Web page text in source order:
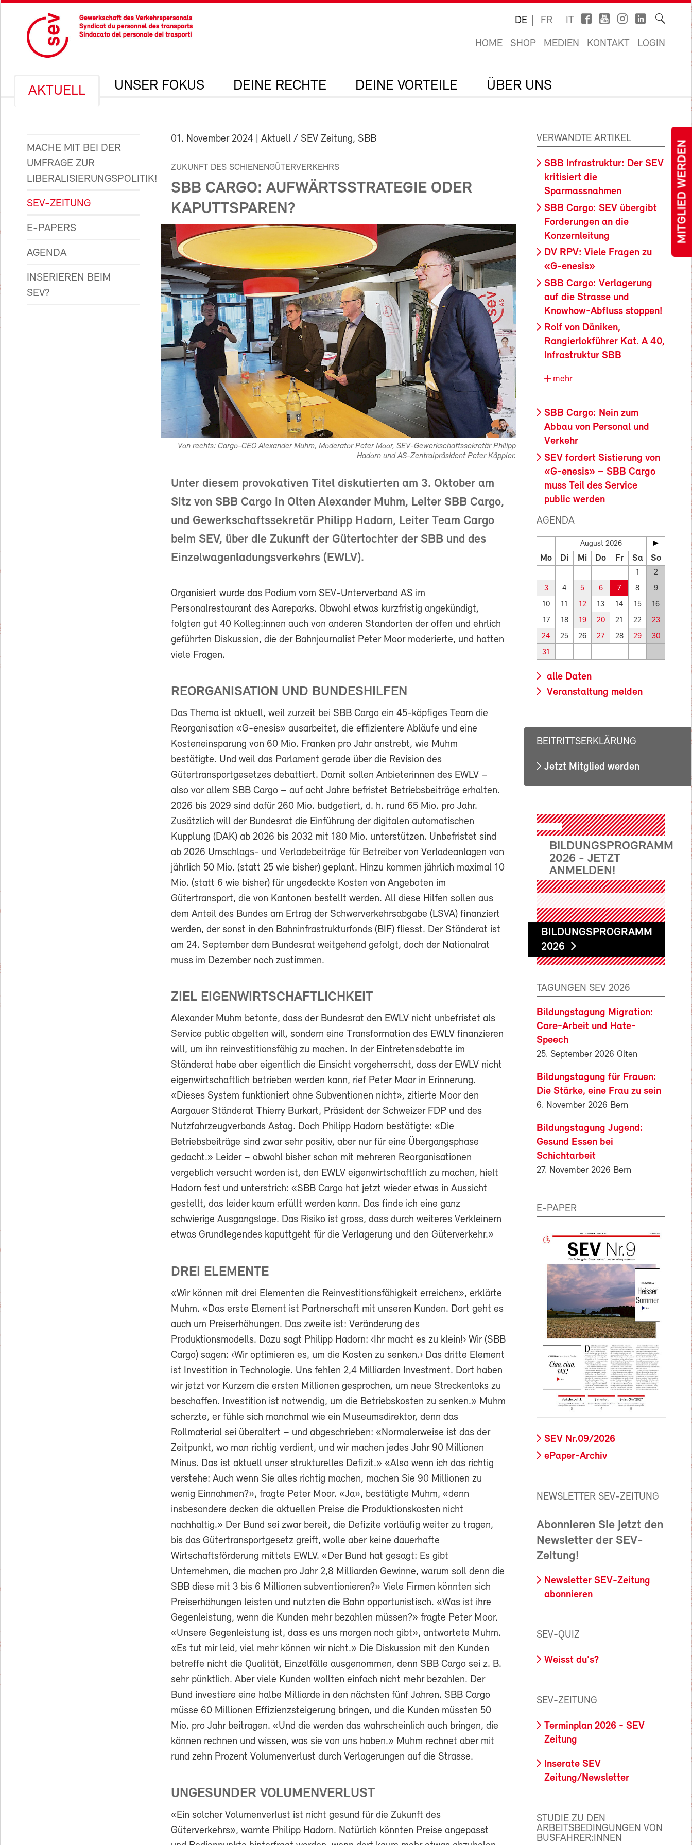
MITGLIED WERDEN
DE FR IT
HOME SHOP MEDIEN KONTAKT LOGIN
AKTUELL UNSER FOKUS DEINE RECHTE DEINE VORTEILE ÜBER UNS
MACHE MIT BEI DER
UMFRAGE ZUR
LIBERALISIERUNGSPOLITIK!
SEV-ZEITUNG
E-PAPERS
AGENDA
INSERIEREN BEIM
SEV?
01. November 2024 | Aktuell / SEV Zeitung, SBB
ZUKUNFT DES SCHIENENGÜTERVERKEHRS
SBB CARGO: AUFWÄRTSSTRATEGIE ODER
KAPUTTSPAREN?
Von rechts: Cargo-CEO Alexander Muhm, Moderator Peter Moor, SEV-Gewerkschaftssekretär Philipp
Hadorn und AS-Zentralpräsident Peter Käppler.
Unter diesem provokativen Titel diskutierten am 3. Oktober am
Sitz von SBB Cargo in Olten Alexander Muhm, Leiter SBB Cargo,
und Gewerkschaftssekretär Philipp Hadorn, Leiter Team Cargo
beim SEV, über die Zukunft der Gütertochter der SBB und des
Einzelwagenladungsverkehrs (EWLV).
Organisiert wurde das Podium vom SEV-Unterverband AS im
Personalrestaurant des Aareparks. Obwohl etwas kurzfristig angekündigt,
folgten gut 40 Kolleg:innen auch von anderen Standorten der offen und ehrlich
geführten Diskussion, die der Bahnjournalist Peter Moor moderierte, und hatten
viele Fragen.
REORGANISATION UND BUNDESHILFEN
Das Thema ist aktuell, weil zurzeit bei SBB Cargo ein 45-köpfiges Team die
Reorganisation «G-enesis» ausarbeitet, die effizientere Abläufe und eine
Kosteneinsparung von 60 Mio. Franken pro Jahr anstrebt, wie Muhm
bestätigte. Und weil das Parlament gerade über die Revision des
Gütertransportgesetzes debattiert. Damit sollen Anbieterinnen des EWLV –
also vor allem SBB Cargo – auf acht Jahre befristet Betriebsbeiträge erhalten.
2026 bis 2029 sind dafür 260 Mio. budgetiert, d. h. rund 65 Mio. pro Jahr.
Zusätzlich will der Bundesrat die Einführung der digitalen automatischen
Kupplung (DAK) ab 2026 bis 2032 mit 180 Mio. unterstützen. Unbefristet sind
ab 2026 Umschlags- und Verladebeiträge für Betreiber von Verladeanlagen von
jährlich 50 Mio. (statt 25 wie bisher) geplant. Hinzu kommen jährlich maximal 10
Mio. (statt 6 wie bisher) für ungedeckte Kosten von Angeboten im
Gütertransport, die von Kantonen bestellt werden. All diese Hilfen sollen aus
dem Anteil des Bundes am Ertrag der Schwerverkehrsabgabe (LSVA) finanziert
werden, der sonst in den Bahninfrastrukturfonds (BIF) fliesst. Der Ständerat ist
am 24. September dem Bundesrat weitgehend gefolgt, doch der Nationalrat
muss im Dezember noch zustimmen.
ZIEL EIGENWIRTSCHAFTLICHKEIT
Alexander Muhm betonte, dass der Bundesrat den EWLV nicht unbefristet als
Service public abgelten will, sondern eine Transformation des EWLV finanzieren
will, um ihn reinvestitionsfähig zu machen. In der Eintretensdebatte im
Ständerat habe aber eigentlich die Einsicht vorgeherrscht, dass der EWLV nicht
eigenwirtschaftlich betrieben werden kann, rief Peter Moor in Erinnerung.
«Dieses System funktioniert ohne Subventionen nicht», zitierte Moor den
Aargauer Ständerat Thierry Burkart, Präsident der Schweizer FDP und des
Nutzfahrzeugverbands Astag. Doch Philipp Hadorn bestätigte: «Die
Betriebsbeiträge sind zwar sehr positiv, aber nur für eine Übergangsphase
gedacht.» Leider – obwohl bisher schon mit mehreren Reorganisationen
vergeblich versucht worden ist, den EWLV eigenwirtschaftlich zu machen, hielt
Hadorn fest und unterstrich: «SBB Cargo hat jetzt wieder etwas in Aussicht
gestellt, das leider kaum erfüllt werden kann. Das finde ich eine ganz
schwierige Ausgangslage. Das Risiko ist gross, dass durch weiteres Verkleinern
etwas Grundlegendes kaputtgeht für die Verlagerung und den Güterverkehr.»
DREI ELEMENTE
«Wir können mit drei Elementen die Reinvestitionsfähigkeit erreichen», erklärte
Muhm. «Das erste Element ist Partnerschaft mit unseren Kunden. Dort geht es
auch um Preiserhöhungen. Das zweite ist: Veränderung des
Produktionsmodells. Dazu sagt Philipp Hadorn: ‹Ihr macht es zu klein!› Wir (SBB
Cargo) sagen: ‹Wir optimieren es, um die Kosten zu senken.› Das dritte Element
ist Investition in Technologie. Uns fehlen 2,4 Milliarden Investment. Dort haben
wir jetzt vor Kurzem die ersten Millionen gesprochen, um neue Streckenloks zu
beschaffen. Investition ist notwendig, um die Betriebskosten zu senken.» Muhm
scherzte, er fühle sich manchmal wie ein Museumsdirektor, denn das
Rollmaterial sei überaltert – und abgeschrieben: «Normalerweise ist das der
Zeitpunkt, wo man richtig verdient, und wir machen jedes Jahr 90 Millionen
Minus. Das ist aktuell unser strukturelles Defizit.» «Also wenn ich das richtig
verstehe: Auch wenn Sie alles richtig machen, machen Sie 90 Millionen zu
wenig Einnahmen?», fragte Peter Moor. «Ja», bestätigte Muhm, «denn
insbesondere decken die aktuellen Preise die Produktionskosten nicht
nachhaltig.» Der Bund sei zwar bereit, die Defizite vorläufig weiter zu tragen,
bis das Gütertransportgesetz greift, wolle aber keine dauerhafte
Wirtschaftsförderung mittels EWLV. «Der Bund hat gesagt: Es gibt
Unternehmen, die machen pro Jahr 2,8 Milliarden Gewinne, warum soll denn die
SBB diese mit 3 bis 6 Millionen subventionieren?» Viele Firmen könnten sich
Preiserhöhungen leisten und nutzten die Bahn opportunistisch. «Was ist ihre
Gegenleistung, wenn die Kunden mehr bezahlen müssen?» fragte Peter Moor.
«Unsere Gegenleistung ist, dass es uns morgen noch gibt», antwortete Muhm.
«Es tut mir leid, viel mehr können wir nicht.» Die Diskussion mit den Kunden
betreffe nicht die Qualität, Einzelfälle ausgenommen, denn SBB Cargo sei z. B.
sehr pünktlich. Aber viele Kunden wollten einfach nicht mehr bezahlen. Der
Bund investiere eine halbe Milliarde in den nächsten fünf Jahren. SBB Cargo
müsse 60 Millionen Effizienzsteigerung bringen, und die Kunden müssten 50
Mio. pro Jahr beitragen. «Und die werden das wahrscheinlich auch bringen, die
können rechnen und wissen, was sie von uns haben.» Muhm rechnet aber mit
rund zehn Prozent Volumenverlust durch Verlagerungen auf die Strasse.
UNGESUNDER VOLUMENVERLUST
«Ein solcher Volumenverlust ist nicht gesund für die Zukunft des
Güterverkehrs», warnte Philipp Hadorn. Natürlich könnten Preise angepasst
VERWANDTE ARTIKEL
SBB Infrastruktur: Der SEV
kritisiert die
Sparmassnahmen
SBB Cargo: SEV übergibt
Forderungen an die
Konzernleitung
DV RPV: Viele Fragen zu
«G-enesis»
SBB Cargo: Verlagerung
auf die Strasse und
Knowhow-Abfluss stoppen!
Rolf von Däniken,
Rangierlokführer Kat. A 40,
Infrastruktur SBB
mehr
SBB Cargo: Nein zum
Abbau von Personal und
Verkehr
SEV fordert Sistierung von
«G-enesis» – SBB Cargo
muss Teil des Service
public werden
AGENDA
August 2026
Mo Di Mi Do Fr Sa So
1 2
3 4 5 6 7 8 9
10 11 12 13 14 15 16
17 18 19 20 21 22 23
24 25 26 27 28 29 30
31
alle Daten
Veranstaltung melden
BEITRITTSERKLÄRUNG
Jetzt Mitglied werden
BILDUNGSPROGRAMM
2026 - JETZT
ANMELDEN!
BILDUNGSPROGRAMM
2026
TAGUNGEN SEV 2026
Bildungstagung Migration:
Care-Arbeit und Hate-
Speech
25. September 2026 Olten
Bildungstagung für Frauen:
Die Stärke, eine Frau zu sein
6. November 2026 Bern
Bildungstagung Jugend:
Gesund Essen bei
Schichtarbeit
27. November 2026 Bern
E-PAPER
SEV Nr.09/2026
ePaper-Archiv
NEWSLETTER SEV-ZEITUNG
Abonnieren Sie jetzt den
Newsletter der SEV-
Zeitung!
Newsletter SEV-Zeitung
abonnieren
SEV-QUIZ
Weisst du's?
SEV-ZEITUNG
Terminplan 2026 - SEV
Zeitung
Inserate SEV
Zeitung/Newsletter
STUDIE ZU DEN
ARBEITSBEDINGUNGEN VON
BUSFAHRER:INNEN